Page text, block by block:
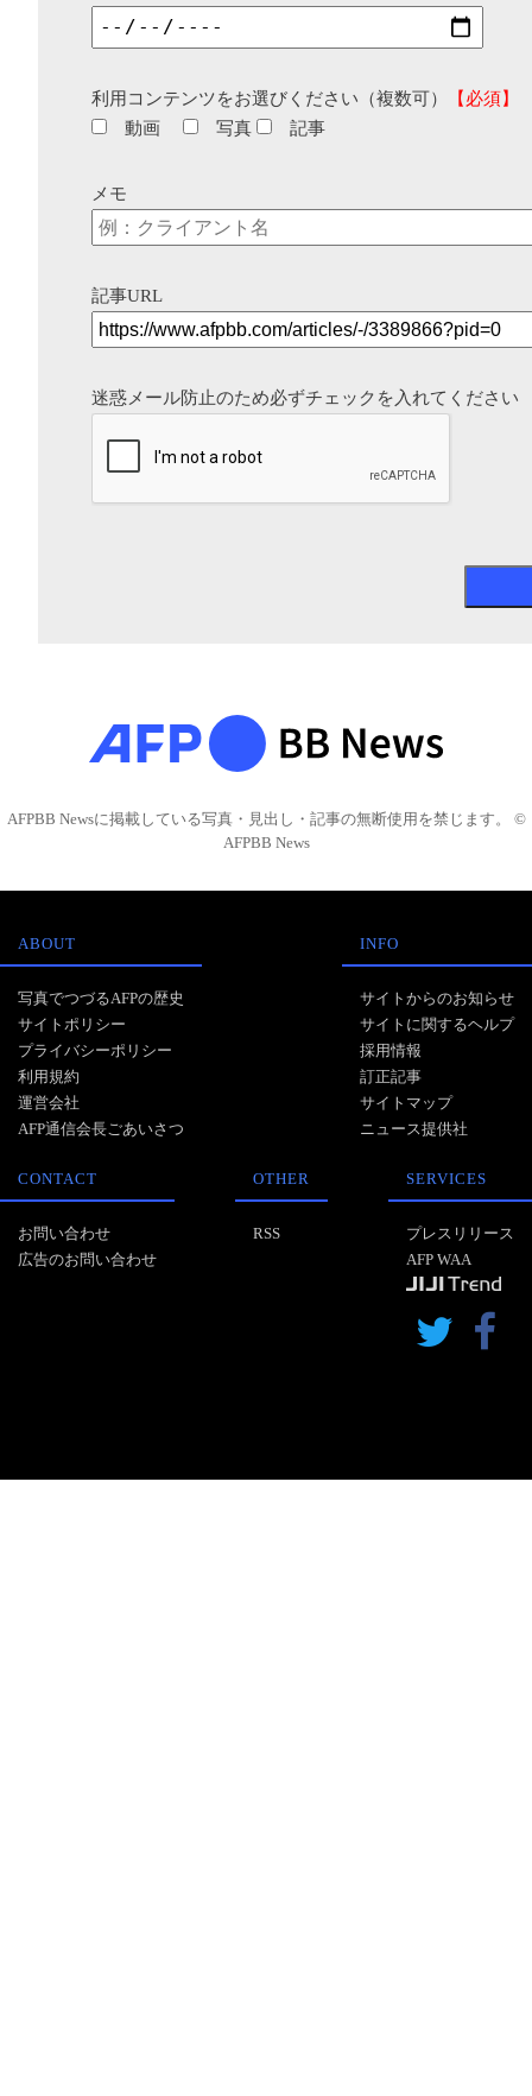
利用コンテンツをお選びください（複数可）
【必須】
動画
写真 記事
メモ
記事URL
迷惑メール防止のため必ずチェックを入れてください
AFPBB Newsに掲載している写真・見出し・記事の無断使用を禁じます。 ©
AFPBB News
ABOUT
写真でつづるAFPの歴史
サイトポリシー
プライバシーポリシー
利用規約
運営会社
AFP通信会長ごあいさつ
INFO
サイトからのお知らせ
サイトに関するヘルプ
採用情報
訂正記事
サイトマップ
ニュース提供社
CONTACT
お問い合わせ
広告のお問い合わせ
OTHER
RSS
SERVICES
プレスリリース
AFP WAA